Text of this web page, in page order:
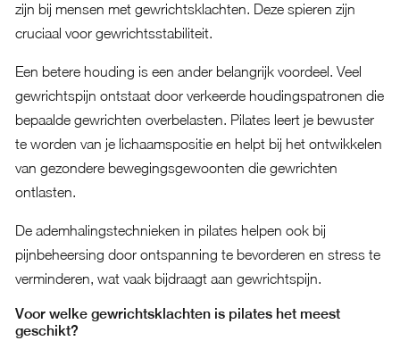
zijn bij mensen met gewrichtsklachten. Deze spieren zijn
cruciaal voor gewrichtsstabiliteit.
Een betere houding is een ander belangrijk voordeel. Veel
gewrichtspijn ontstaat door verkeerde houdingspatronen die
bepaalde gewrichten overbelasten. Pilates leert je bewuster
te worden van je lichaamspositie en helpt bij het ontwikkelen
van gezondere bewegingsgewoonten die gewrichten
ontlasten.
De ademhalingstechnieken in pilates helpen ook bij
pijnbeheersing door ontspanning te bevorderen en stress te
verminderen, wat vaak bijdraagt aan gewrichtspijn.
Voor welke gewrichtsklachten is pilates het meest
geschikt?